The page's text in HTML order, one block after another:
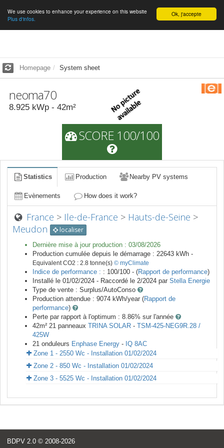
English Ok, j'accepte
We use cookies to enhance your experience on this website
Plus d'infos.
Homepage System sheet
neoma70
8.925 kWp - 42m²
SCORE 100/100
Statistics Production Nearby PV systems
Evènements How does it work?
France > Ile-de-France > Hauts-de-Seine >
Meudon
localiser
Dernière mise à jour production : 03/08/2026
Production cumulée depuis le démarrage : 22643 kWh -
Equivalent CO2 : 2.8 tonne(s) © myClimate
Indice de performance : : 100/100 - (Rapport de performance)
Installé le 01/02/2024 - Raccordé le 2/2024 par Stella Energie
Type de vente : Surplus/AutoConso
Production attendue : 9074 kWh/year (Rapport de
performance)
Perte par rapport à l'optimum : 8.86% sur l'année
42m² 21 panneaux TRINA SOLAR - TSM-425-NEG9R.28 /
425W
21 onduleurs Enphase Energy - IQ 8AC
Zone 1 - 2550 Wc - Installation 01/02/2024
Zone 2 - 850 Wc - Installation 01/02/2024
Zone 3 - 5525 Wc - Installation 01/02/2024
BDPV 2.0 © 2008-2026